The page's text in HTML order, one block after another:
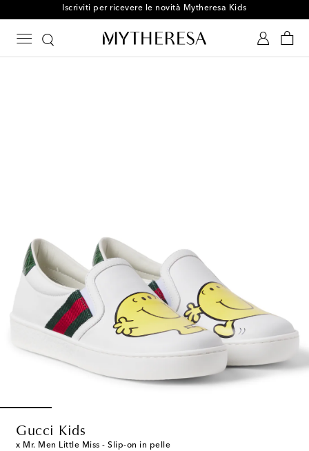
Iscriviti per ricevere le novità Mytheresa Kids
Gucci Kids
x Mr. Men Little Miss - Slip-on in pelle